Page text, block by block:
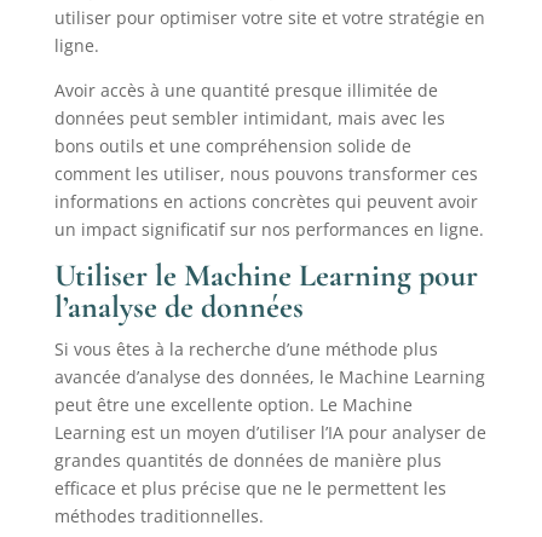
utiliser pour optimiser votre site et votre stratégie en
ligne.
Avoir accès à une quantité presque illimitée de
données peut sembler intimidant, mais avec les
bons outils et une compréhension solide de
comment les utiliser, nous pouvons transformer ces
informations en actions concrètes qui peuvent avoir
un impact significatif sur nos performances en ligne.
Utiliser le Machine Learning pour
l’analyse de données
Si vous êtes à la recherche d’une méthode plus
avancée d’analyse des données, le Machine Learning
peut être une excellente option. Le Machine
Learning est un moyen d’utiliser l’IA pour analyser de
grandes quantités de données de manière plus
efficace et plus précise que ne le permettent les
méthodes traditionnelles.